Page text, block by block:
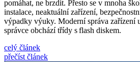
pomáhat, ne brzdit. Přesto se v mnoha
instalace, neaktuální zařízení,
výpadky výuky. Moderní správa zařízení
správce obchází třídy s flash diskem.
celý článek
přečíst článek